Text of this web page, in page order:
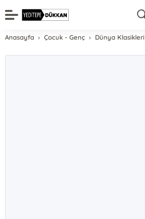
Anasayfa Çocuk - Genç Dünya Klasikleri